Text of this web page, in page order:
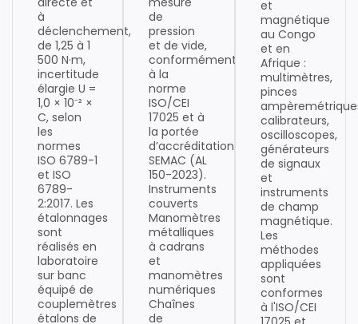
à
déclenchement,
de 1,25 à 1
500 N·m,
incertitude
élargie U =
1,0 × 10⁻² ×
C, selon
les
normes
ISO 6789-1
et ISO
6789-
2:2017. Les
étalonnages
sont
réalisés en
laboratoire
sur banc
équipé de
couplemètres
étalons de
de
pression
et de vide,
conformément
à la
norme
ISO/CEI
17025 et à
la portée
d’accréditation
SEMAC (AL
150-2023).
Instruments
couverts
Manomètres
métalliques
à cadrans
et
manomètres
numériques
Chaînes
de
et
magnétique
au Congo
et en
Afrique :
multimètres,
pinces
calibrateurs,
oscilloscopes,
générateurs
de signaux
et
instruments
de champ
magnétique.
Les
méthodes
appliquées
sont
conformes
à l'ISO/CEI